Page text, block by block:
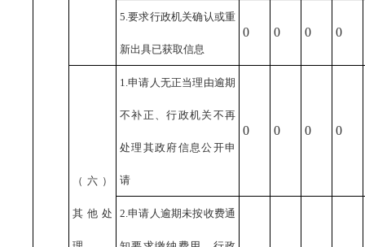
5.要求行政机关确认或重
新出具已获取信息
0 0 0 0
（六）
其他处
1.申请人无正当理由逾期
不补正、行政机关不再
处理其政府信息公开申
请
0 0 0 0
2.申请人逾期未按收费通